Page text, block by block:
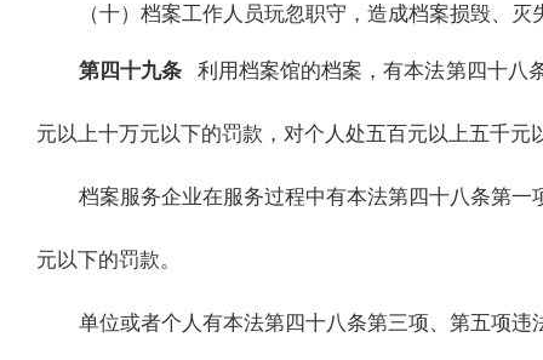
（十）档案工作人员玩忽职守，造成档案损毁、灭
第四十九条 利用档案馆的档案，有本法第四十八
元以上十万元以下的罚款，对个人处五百元以上五千元
档案服务企业在服务过程中有本法第四十八条第
元以下的罚款。
单位或者个人有本法第四十八条第三项、第五项